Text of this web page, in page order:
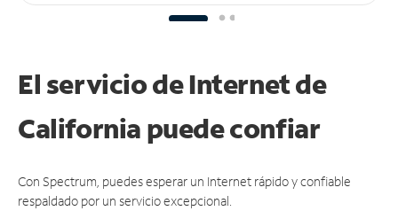
El servicio de Internet de
California puedeconfiar
Con Spectrum, puedes esperar un Internet rápido y confiable
respaldado por un servicio excepcional.